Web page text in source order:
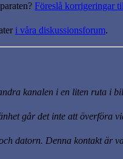
Föreslå korrigeringar
i våra diskussionsforum.
kanalen i en liten ruta i
går det inte att överföra
datorn. Denna kontakt är